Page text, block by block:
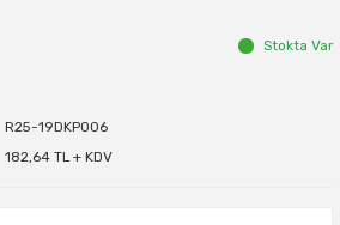
Stokta Var
R25-19DKP006
182,64 TL + KDV